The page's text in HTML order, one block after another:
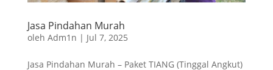
Jasa Pindahan Murah
oleh Adm1n | Jul 7, 2025
Jasa Pindahan Murah – Paket TIANG (Tinggal Angkut)